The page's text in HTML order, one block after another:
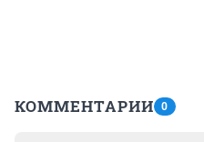
КОММЕНТАРИИ 0